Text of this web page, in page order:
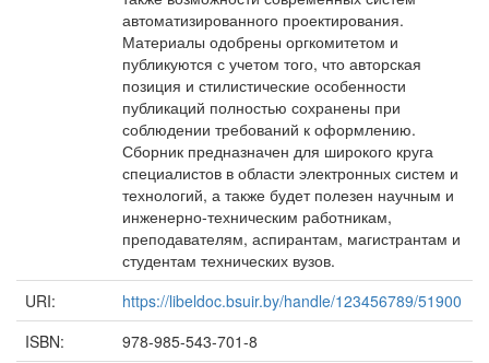
автоматизированного проектирования.
Материалы одобрены оргкомитетом и
публикуются с учетом того, что авторская
позиция и стилистические особенности
публикаций полностью сохранены при
соблюдении требований к оформлению.
Сборник предназначен для широкого круга
специалистов в области электронных систем и
технологий, а также будет полезен научным и
инженерно-техническим работникам,
преподавателям, аспирантам, магистрантам и
студентам технических вузов.
URI:
https://libeldoc.bsuir.by/handle/123456789/51900
ISBN:
978-985-543-701-8